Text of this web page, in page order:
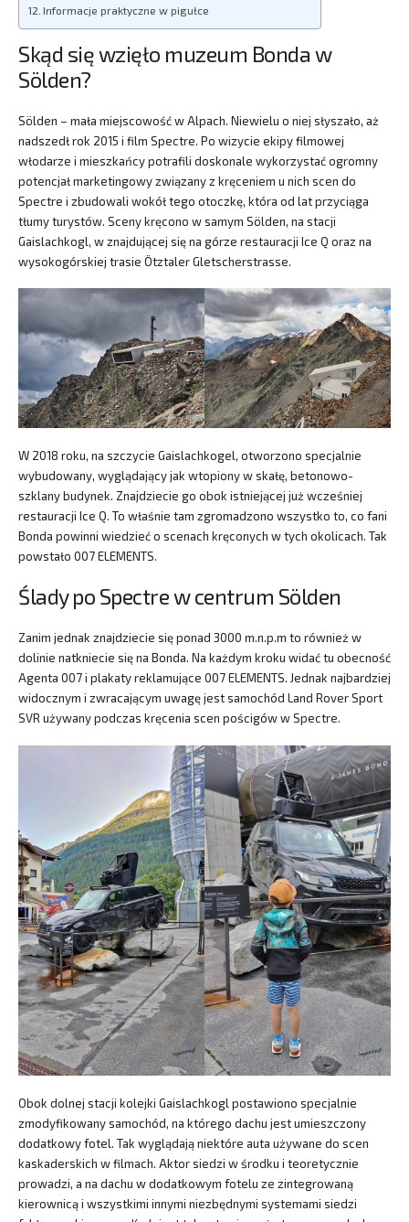
Informacje praktyczne w pigułce
Skąd się wzięło muzeum Bonda w
Sölden?
Sölden – mała miejscowość w Alpach. Niewielu o niej słyszało, aż
nadszedł rok 2015 i film Spectre. Po wizycie ekipy filmowej
włodarze i mieszkańcy potrafili doskonale wykorzystać ogromny
potencjał marketingowy związany z kręceniem u nich scen do
Spectre i zbudowali wokół tego otoczkę, która od lat przyciąga
tłumy turystów. Sceny kręcono w samym Sölden, na stacji
Gaislachkogl, w znajdującej się na górze restauracji Ice Q oraz na
wysokogórskiej trasie Ötztaler Gletscherstrasse.
W 2018 roku, na szczycie Gaislachkogel, otworzono specjalnie
wybudowany, wyglądający jak wtopiony w skałę, betonowo-
szklany budynek. Znajdziecie go obok istniejącej już wcześniej
restauracji Ice Q. To właśnie tam zgromadzono wszystko to, co fani
Bonda powinni wiedzieć o scenach kręconych w tych okolicach. Tak
powstało 007 ELEMENTS.
Ślady po Spectre w centrum Sölden
Zanim jednak znajdziecie się ponad 3000 m.n.p.m to również w
dolinie natkniecie się na Bonda. Na każdym kroku widać tu obecność
Agenta 007 i plakaty reklamujące 007 ELEMENTS. Jednak najbardziej
widocznym i zwracającym uwagę jest samochód Land Rover Sport
SVR używany podczas kręcenia scen pościgów w Spectre.
Obok dolnej stacji kolejki Gaislachkogl postawiono specjalnie
zmodyfikowany samochód, na którego dachu jest umieszczony
dodatkowy fotel. Tak wyglądają niektóre auta używane do scen
kaskaderskich w filmach. Aktor siedzi w środku i teoretycznie
prowadzi, a na dachu w dodatkowym fotelu ze zintegrowaną
kierownicą i wszystkimi innymi niezbędnymi systemami siedzi